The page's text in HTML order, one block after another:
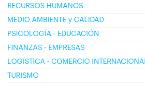
RECURSOS HUMANOS
MEDIO AMBIENTE y CALIDAD
PSICOLOGÍA - EDUCACIÓN
FINANZAS - EMPRESAS
LOGÍSTICA - COMERCIO INTERNACIONAL
TURISMO